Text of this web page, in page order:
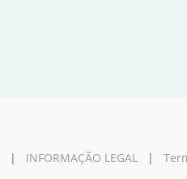
| INFORMAÇÃO LEGAL|